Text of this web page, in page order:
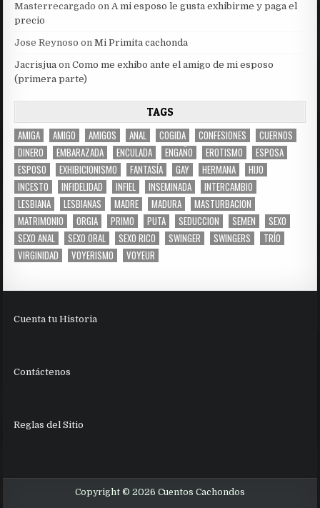
Masterrecargado onA mi esposo le gusta exhibirme y paga el
precio
Jose Reynoso onMi Primita cachonda
Jacrisjua onComo me exhibo ante el amigo de mi esposo
(primera parte)
TAGS
AMIGA AMIGO AMIGOS ANAL COGIDA CONFESIONES
CUERNOS
DINERO
EMBARAZADA ENCULADA ENGAÑO EROTISMO
ESPOSA
ESPOSO
EXHIBICIONISMO FANTASÍA GAY HERMANA
HIJO
INCESTO
INFIDELIDAD INFIEL INSEMINADA
INTERCAMBIO
LESBIANA
LESBIANAS MADRE MADURA
MASTURBACION
MATRIMONIO
ORGIA PRIMO PUTA SEDUCCION SEMEN
SEXO
SEXO ANAL
SEXO ORAL SEXO RICO SWINGER SWINGERS
TRÍO
VIRGINIDAD
VOYERISMO VOYEUR
Cuenta tu Historia
Contáctenos
Reglas del Sitio
Copyright © 2026 Cuentos Cachondos